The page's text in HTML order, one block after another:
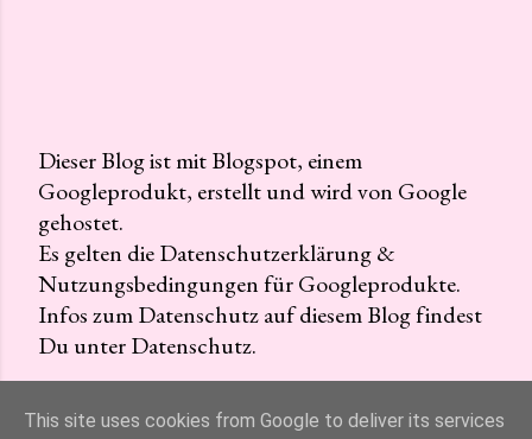
K
o
m
m
e
n
t
a
Dieser Blog ist mit Blogspot, einem
Googleprodukt, erstellt und wird von Google
gehostet.
Es gelten die Datenschutzerklärung &
Nutzungsbedingungen für Googleprodukte.
Infos zum Datenschutz auf diesem Blog findest
Du unter Datenschutz.
This site uses cookies from Google to deliver its services